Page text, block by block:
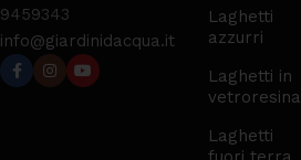
9459343
info@giardinidacqua.it
Laghetti
azzurri
Laghetti in
vetroresina
Laghetti